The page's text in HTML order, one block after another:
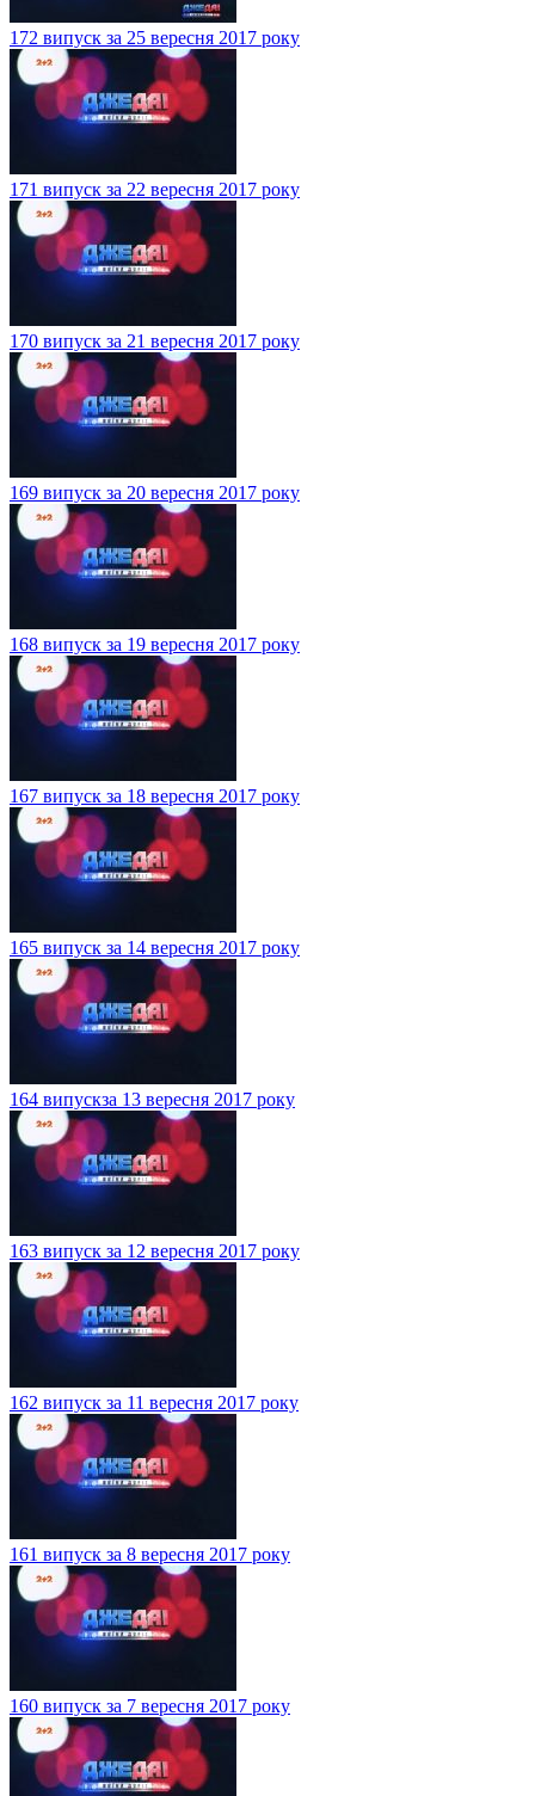
172 випуск за 25 вересня 2017 року
171 випуск за 22 вересня 2017 року
170 випуск за 21 вересня 2017 року
169 випуск за 20 вересня 2017 року
168 випуск за 19 вересня 2017 року
167 випуск за 18 вересня 2017 року
165 випуск за 14 вересня 2017 року
164 випускза 13 вересня 2017 року
163 випуск за 12 вересня 2017 року
162 випуск за 11 вересня 2017 року
161 випуск за 8 вересня 2017 року
160 випуск за 7 вересня 2017 року